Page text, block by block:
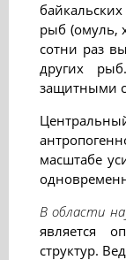
рыб (омуль,
сотни раз
других
защитными
масштабе
В области
является
структур.